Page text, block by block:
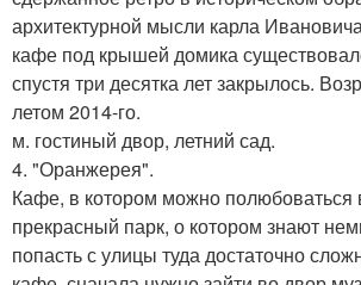
архитектурной мысли карла
кафе под крышей домика
спустя три десятка лет закрылось.
летом 2014-го.
м. гостиный двор, летний сад.
4. "Оранжерея".
Кафе, в котором можно полюбоваться
прекрасный парк, о котором знают
попасть с улицы туда достаточно